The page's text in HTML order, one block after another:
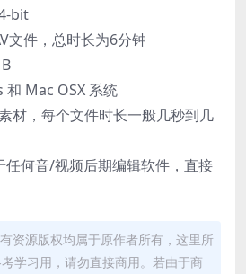
bit
文件，总时长为6分钟
Mac OSX 系统
材，每个文件时长一般几秒到几
任何音/视频后期编辑软件，直接
资源版权均属于原作者所有，这里所
学习用，请勿直接商用。若由于商